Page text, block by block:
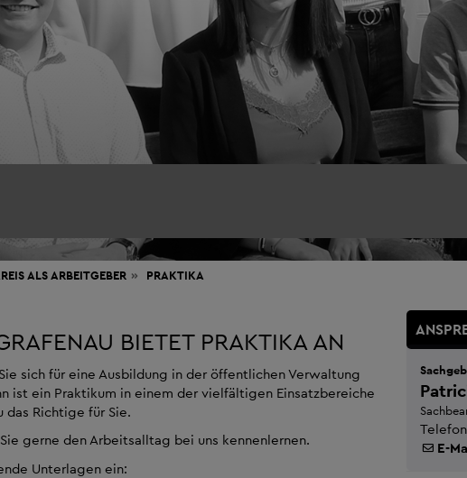
ALS ARBEITGEBER PRAKTIKA
BIETET PRAKTIKA AN
sich für eine Ausbildung in der öffentlichen Verwaltung
ist ein Praktikum in einem der vielfältigen Einsatzbereiche
das Richtige für Sie.
gerne den Arbeitsalltag bei uns kennenlernen.
Unterlagen ein:
E-